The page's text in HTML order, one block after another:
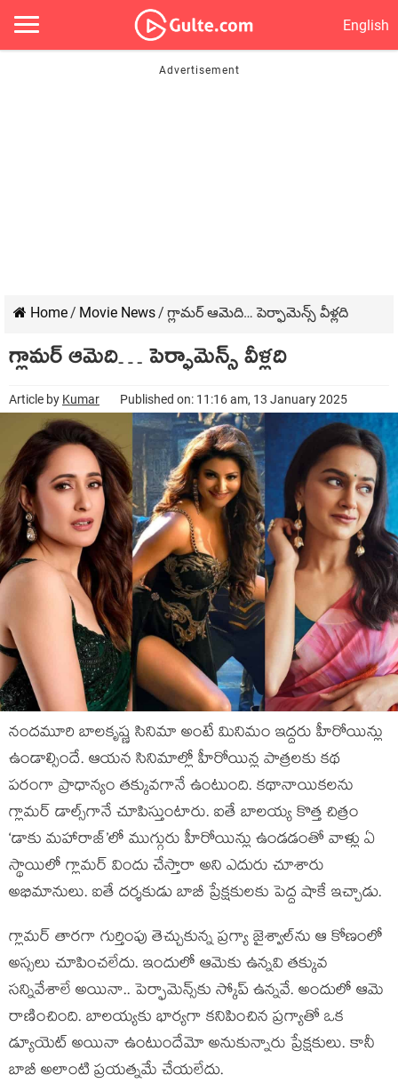
English
Home/ Movie News/ గ్లామర్ ఆమెది… పెర్ఫామెన్స్ వీళ్లది
గ్లామర్ ఆమెది… పెర్ఫామెన్స్ వీళ్లది
Article by Kumar Published on: 11:16 am, 13 January 2025
నందమూరి బాలకృష్ణ సినిమా అంటే మినిమం ఇద్దరు హీరోయిన్లు
ఉండాల్సిందే. ఆయన సినిమాల్లో హీరోయిన్ల పాత్రలకు కథ
పరంగా ప్రాధాన్యం తక్కువగానే ఉంటుంది. కథానాయికలను
గ్లామర్ డాల్స్‌గానే చూపిస్తుంటారు. ఐతే బాలయ్య కొత్త చిత్రం
‘డాకు మహారాజ్’లో ముగ్గురు హీరోయిన్లు ఉండడంతో వాళ్లు ఏ
స్థాయిలో గ్లామర్ విందు చేస్తారా అని ఎదురు చూశారు
అభిమానులు. ఐతే దర్శకుడు బాబీ ప్రేక్షకులకు పెద్ద షాకే ఇచ్చాడు.
గ్లామర్ తారగా గుర్తింపు తెచ్చుకున్న ప్రగ్యా జైశ్వాల్‌ను ఆ కోణంలో
అస్సలు చూపించలేదు. ఇందులో ఆమెకు ఉన్నవి తక్కువ
సన్నివేశాలే అయినా.. పెర్ఫామెన్స్‌కు స్కోప్ ఉన్నవే. అందులో ఆమె
రాణించింది. బాలయ్యకు భార్యగా కనిపించిన ప్రగ్యాతో ఒక
డ్యూయెట్ అయినా ఉంటుందేమో అనుకున్నారు ప్రేక్షకులు. కానీ
బాబీ అలాంటి ప్రయత్నమే చేయలేదు.